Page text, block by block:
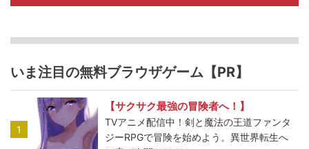
いま注目の無料ブラウザゲーム【PR】
1
【サクサク最強の冒険者へ！】
TVアニメ配信中！剣と魔法の王道ファンタ
ジーRPGで冒険を始めよう。異世界転生へ